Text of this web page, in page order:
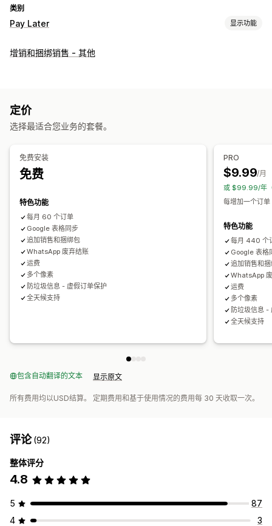
类别
Pay Later 显示功能
货到付款管理
表单自定义
拖放式编辑器 自定义字段
转化和增销
交叉销售
像素跟踪
增销和捆绑销售 - 其他
定价
选择最适合您业务的套餐。
免费安装
免费
特色功能
每月 60 个订单
Google 表格同步
追加销售和捆绑包
WhatsApp 废弃结账
运费
多个像素
防垃圾信息 - 虚假订单保护
全天候支持
PRO
$9.99/月
或 $99.99/年
每增加一个订
特色功能
每月 440 个
Google 表格
追加销售和
WhatsApp
运费
多个像素
防垃圾信息 -
全天候支持
包含自动翻译的文本 显示原文
所有费用均以USD结算。 定期费用和基于使用情况的费用每 30 天收取一次。
评论(92)
整体评分
4.8
5
87
4
3